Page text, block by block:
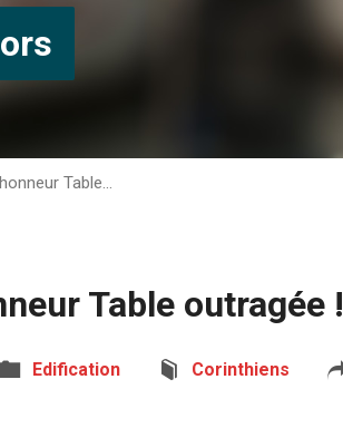
Table…
Table outragée !
Edification Corinthiens